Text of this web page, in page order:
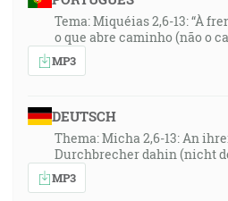
Tema: Miquéias 2,6-13: “À
o que abre caminho (não o
MP3
DEUTSCH
Thema: Micha 2,6-13: An
Durchbrecher dahin (nicht
MP3